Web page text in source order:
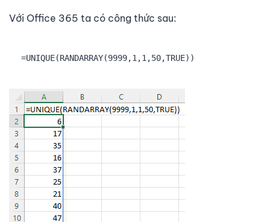
Với Office 365 ta có công thức sau:
=UNIQUE(RANDARRAY(9999,1,1,50,TRUE))